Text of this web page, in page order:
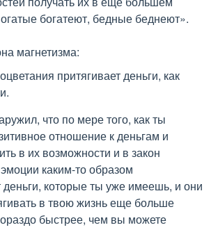
богатеют, бедные беднеют».
магнетизма:
притягивает деньги, как
что по мере того, как ты
отношение к деньгам и
в их возможности и в закон
каким-то образом
которые ты уже имеешь, и они
в твою жизнь еще больше
быстрее, чем вы можете